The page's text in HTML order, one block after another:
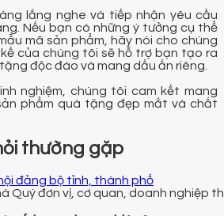
lắng nghe và tiếp nhận yêu cầu
Nếu bạn có những ý tưởng cụ thể
mã sản phẩm, hãy nói cho chúng
của chúng tôi sẽ hỗ trợ bạn tạo ra
độc đáo và mang dấu ấn riêng.
nghiệm, chúng tôi cam kết mang
phẩm quà tặng đẹp mắt và chất
thường gặp
Quý đơn vị, cơ quan, doanh nghiệp